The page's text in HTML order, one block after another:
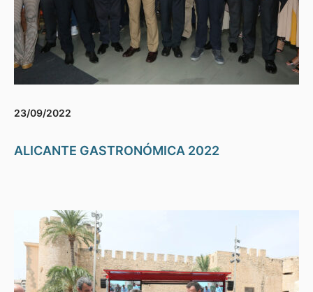
23/09/2022
ALICANTE GASTRONÓMICA 2022